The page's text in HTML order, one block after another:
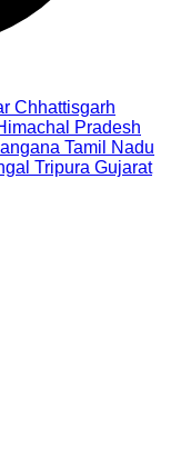
Chhattisgarh
Pradesh
Tamil Nadu
Tripura Gujarat